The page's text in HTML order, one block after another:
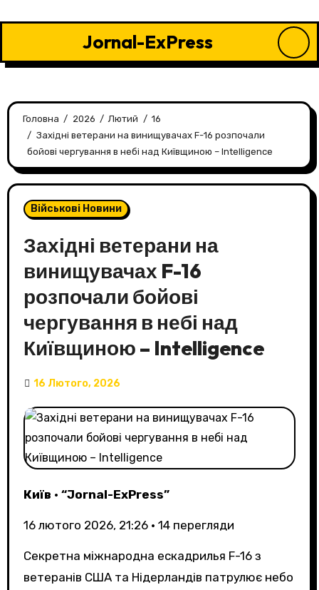
Jornal-ExPress
Головна 2026 Лютий
16
Західні ветерани на винищувачах F-16 розпочали
бойові чергування в небі над Київщиною – Intelligence
Військові Новини
Західні ветерани на
винищувачах F-16
розпочали бойові
чергування в небі над
Київщиною – Intelligence
16 Лютого, 2026
Київ • “Jornal-ExPress”
16 лютого 2026, 21:26• 14 перегляди
Секретна міжнародна ескадрилья F-16 з
ветеранів США та Нідерландів патрулює небо